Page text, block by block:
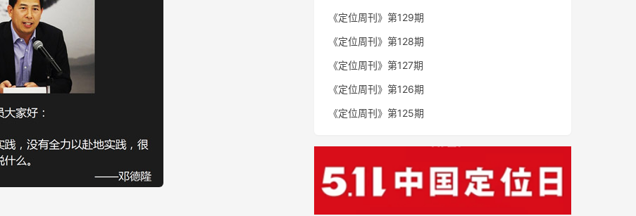
《定位周刊》第129期
《定位周刊》第128期
《定位周刊》第127期
《定位周刊》第126期
《定位周刊》第125期